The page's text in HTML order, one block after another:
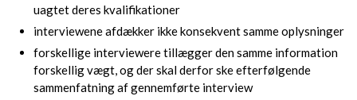
uagtet deres kvalifikationer
interviewene afdækker ikke konsekvent samme oplysninger
forskellige interviewere tillægger den samme information
forskellig vægt, og der skal derfor ske efterfølgende
sammenfatning af gennemførte interview